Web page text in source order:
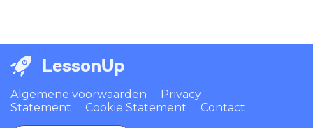
LessonUp
Algemene voorwaarden
Privacy
Statement
Cookie Statement Contact